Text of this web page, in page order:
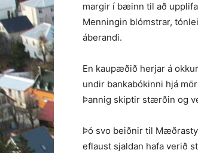
margir í bæinn til að
Menningin blómstrar,
áberandi.
En kaupæðið herjar á
undir bankabókinni hjá
Þannig skiptir stærðin og
Þó svo beiðnir til
eflaust sjaldan hafa verið